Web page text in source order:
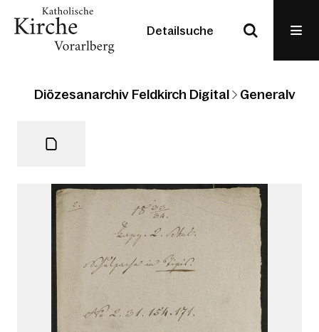
Detailsuche
Diözesanarchiv Feldkirch Digital